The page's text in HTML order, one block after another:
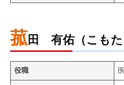
菰田 有佑（こも
役職